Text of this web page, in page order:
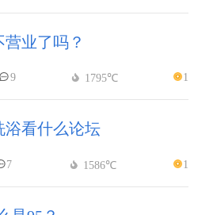
业了吗？
9 1795℃ 1
浴看什么论坛
7 1586℃ 1